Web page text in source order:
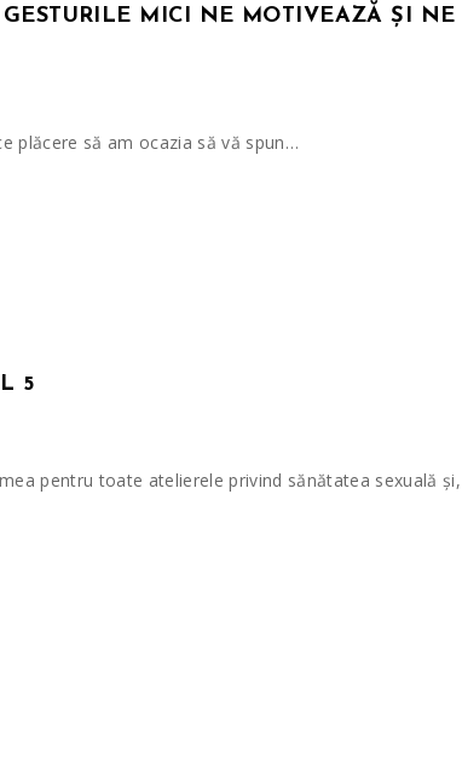
MICI NE MOTIVEAZĂ ȘI NE
plăcere să am ocazia să vă spun…
5
pentru toate atelierele privind sănătatea sexuală